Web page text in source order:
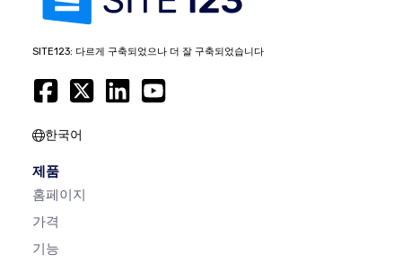
SITE123: 다르게 구축되었으나 더 잘 구축되었습니다
한국어
제품
홈페이지
가격
기능